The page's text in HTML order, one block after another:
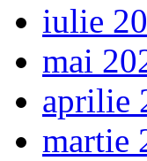
iulie
mai
aprilie
martie